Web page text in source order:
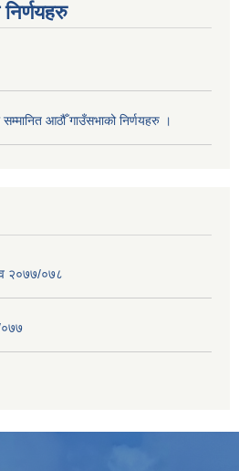
निर्णयहरु
आठौँ गाउँसभाको निर्णयहरु ।
२०७७/०७८
०७७